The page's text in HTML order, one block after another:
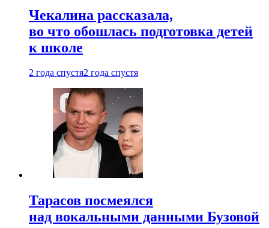
Чекалина рассказала,
во что обошлась подготовка детей
к школе
2 года спустя2 года спустя
Тарасов посмеялся
над вокальными данными Бузовой